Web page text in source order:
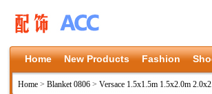
Home New Products Fashion
Home > Blanket 0806 > Versace 1.5x1.5m 1.5x2.0m